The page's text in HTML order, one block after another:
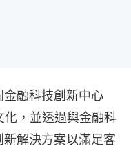
融科技創新中心
，並透過與金融科
解決方案以滿足客